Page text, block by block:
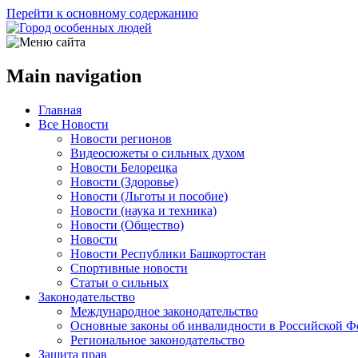
Перейти к основному содержанию
Main navigation
Главная
Все Новости
Новости регионов
Видеосюжеты о сильных духом
Новости Белорецка
Новости (Здоровье)
Новости (Льготы и пособие)
Новости (наука и техника)
Новости (Общество)
Новости
Новости Республики Башкортостан
Спортивные новости
Статьи о сильных
Законодательство
Международное законодательство
Основные законы об инвалидности в Российской
Региональное законодательство
Защита прав